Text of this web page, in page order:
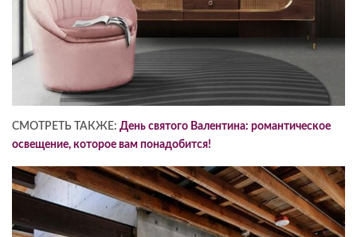
СМОТРЕТЬ ТАКЖЕ: День святого Валентина: романтическое
освещение, которое вам понадобится!